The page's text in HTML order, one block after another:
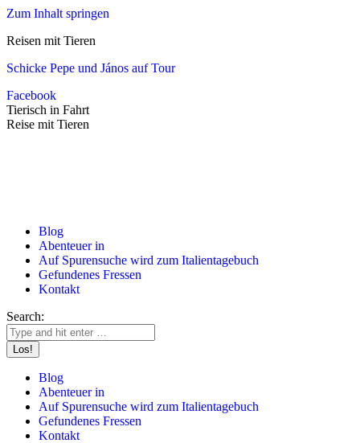
Zum Inhalt springen
Reisen mit Tieren
Schicke Pepe und János auf Tour
Facebook
Tierisch in Fahrt
Reise mit Tieren
Blog
Abenteuer in
Auf Spurensuche wird zum Italientagebuch
Gefundenes Fressen
Kontakt
Search:
Blog
Abenteuer in
Auf Spurensuche wird zum Italientagebuch
Gefundenes Fressen
Kontakt